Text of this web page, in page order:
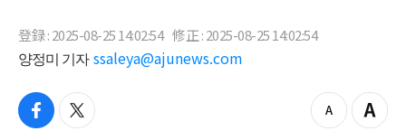
登録 : 2025-08-25 14:02:54 修正 : 2025-08-25 14:02:54
양정미 기자 ssaleya@ajunews.com
f
t
z
Z